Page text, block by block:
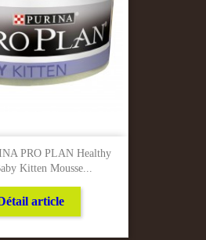
PRO PLAN Healthy
Kitten Mousse...
article